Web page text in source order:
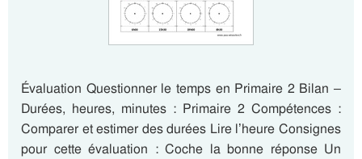
Évaluation Questionner le temps en Primaire 2 Bilan –
Durées, heures, minutes : Primaire 2 Compétences :
Comparer et estimer des durées Lire l’heure Consignes
pour cette évaluation : Coche la bonne réponse Un